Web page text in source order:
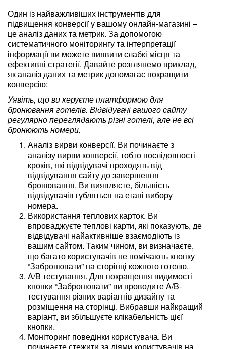
Один із найважливіших інструментів для
підвищення конверсії у вашому онлайн-магазині –
це аналіз даних та метрик. За допомогою
систематичного моніторингу та інтерпретації
інформації ви можете виявити слабкі місця та
ефективні стратегії. Давайте розглянемо приклад,
як аналіз даних та метрик допомагає покращити
конверсію:
Уявіть, що ви керуєте платформою для
бронювання готелів. Відвідувачі вашого сайту
регулярно переглядають різні готелі, але не всі
бронюють номери.
Аналіз вирви конверсії. Ви починаєте з
аналізу вирви конверсії, тобто послідовності
кроків, які відвідувачі проходять від
відвідування сайту до завершення
бронювання. Ви виявляєте, більшість
відвідувачів губляться на етапі вибору
номера.
Використання теплових карток. Ви
впроваджуєте теплові карти, які показують, де
відвідувачі найактивніше взаємодіють із
вашим сайтом. Таким чином, ви визначаєте,
що багато користувачів не помічають кнопку
“Забронювати” на сторінці кожного готелю.
A/B тестування. Для покращення видимості
кнопки “Забронювати” ви проводите A/B-
тестування різних варіантів дизайну та
розміщення на сторінці. Вибравши найкращий
варіант, ви збільшуєте клікабельність цієї
кнопки.
Моніторинг поведінки користувача. Ви